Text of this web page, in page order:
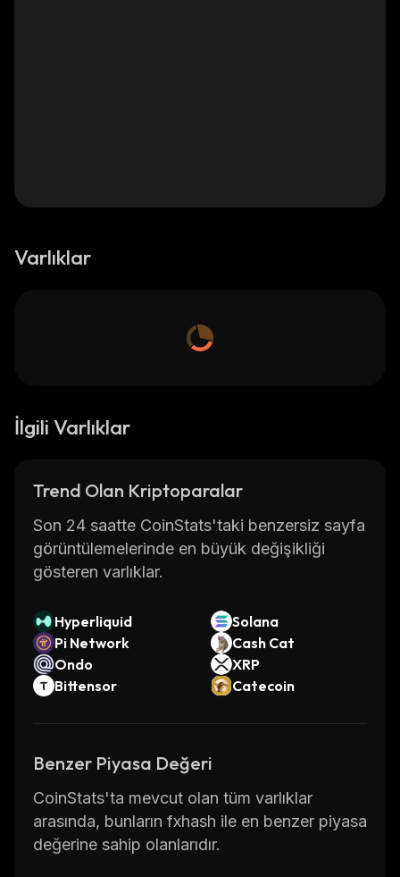
Varlıklar
İlgili Varlıklar
Trend Olan Kriptoparalar
Son 24 saatte CoinStats'taki benzersiz sayfa
görüntülemelerinde en büyük değişikliği
gösteren varlıklar.
Hyperliquid
Solana
Pi Network
Cash Cat
Ondo
XRP
Bittensor
Catecoin
Benzer Piyasa Değeri
CoinStats'ta mevcut olan tüm varlıklar
arasında, bunların fxhash ile en benzer piyasa
değerine sahip olanlarıdır.